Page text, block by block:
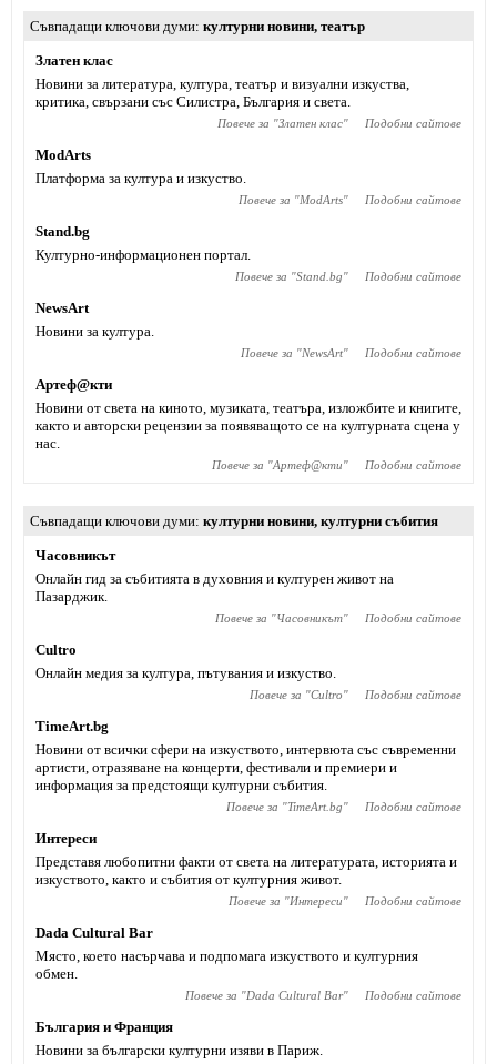
Съвпадащи ключови думи културни новини, театър
Златен клас
Новини за литература, култура, театър и визуални изкуства,
критика, свързани със Силистра, България и света.
Повече за "Златен клас" Подобни сайтове
ModArts
Платформа за култура и изкуство.
Повече за "ModArts" Подобни сайтове
Stand.bg
Културно-информационен портал.
Повече за "Stand.bg" Подобни сайтове
NewsArt
Новини за култура.
Повече за "NewsArt" Подобни сайтове
Артеф@кти
Новини от света на киното, музиката, театъра, изложбите и книгите,
както и авторски рецензии за появяващото се на културната сцена у
нас.
Повече за "Артеф@кти" Подобни сайтове
Съвпадащи ключови думи културни новини, културни събития
Часовникът
Онлайн гид за събитията в духовния и културен живот на
Пазарджик.
Повече за "Часовникът" Подобни сайтове
Cultro
Онлайн медия за култура, пътувания и изкуство.
Повече за "Cultro" Подобни сайтове
TimeArt.bg
Новини от всички сфери на изкуството, интервюта със съвременни
артисти, отразяване на концерти, фестивали и премиери и
информация за предстоящи културни събития.
Повече за "TimeArt.bg" Подобни сайтове
Интереси
Представя любопитни факти от света на литературата, историята и
изкуството, както и събития от културния живот.
Повече за "Интереси" Подобни сайтове
Dada Cultural Bar
Място, което насърчава и подпомага изкуството и културния
обмен.
Повече за "Dada Cultural Bar" Подобни сайтове
България и Франция
Новини за български културни изяви в Париж.